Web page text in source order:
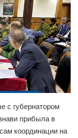
с губернатором
прибыла в
координации на